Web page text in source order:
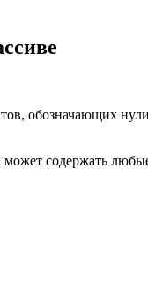
обозначающих
содержать